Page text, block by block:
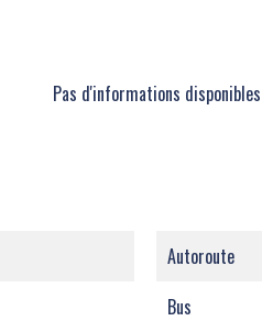
Pas d'informations disponibles
Autoroute
Bus